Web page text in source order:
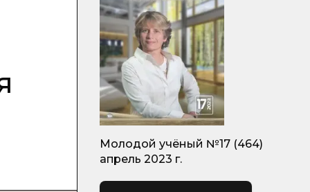
Молодой учёный №17 (464)
апрель 2023 г.